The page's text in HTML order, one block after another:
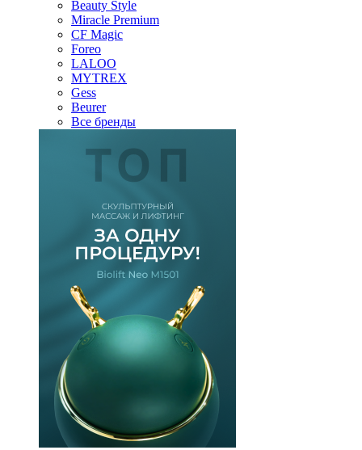
Beauty Style
Miracle Premium
CF Magic
Foreo
LALOO
MYTREX
Gess
Beurer
Все бренды